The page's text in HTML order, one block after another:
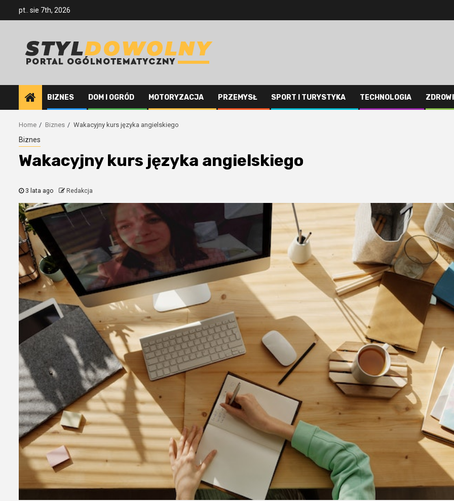
pt.. sie 7th, 2026
BIZNES DOM I OGRÓD MOTORYZACJA PRZEMYSŁ SPORT I TURYSTYKA TECHNOLOGIA
Home Biznes Wakacyjny kurs języka angielskiego
Biznes
Wakacyjny kurs języka angielskiego
3 lata ago Redakcja